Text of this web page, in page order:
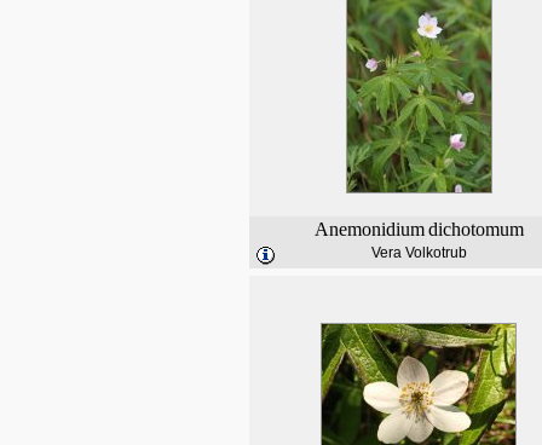
Anemonidium dichotomum
Vera Volkotrub